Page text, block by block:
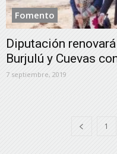
Fomento
Diputación
Burjulú y Cuevas
7 septiembre, 2019
1